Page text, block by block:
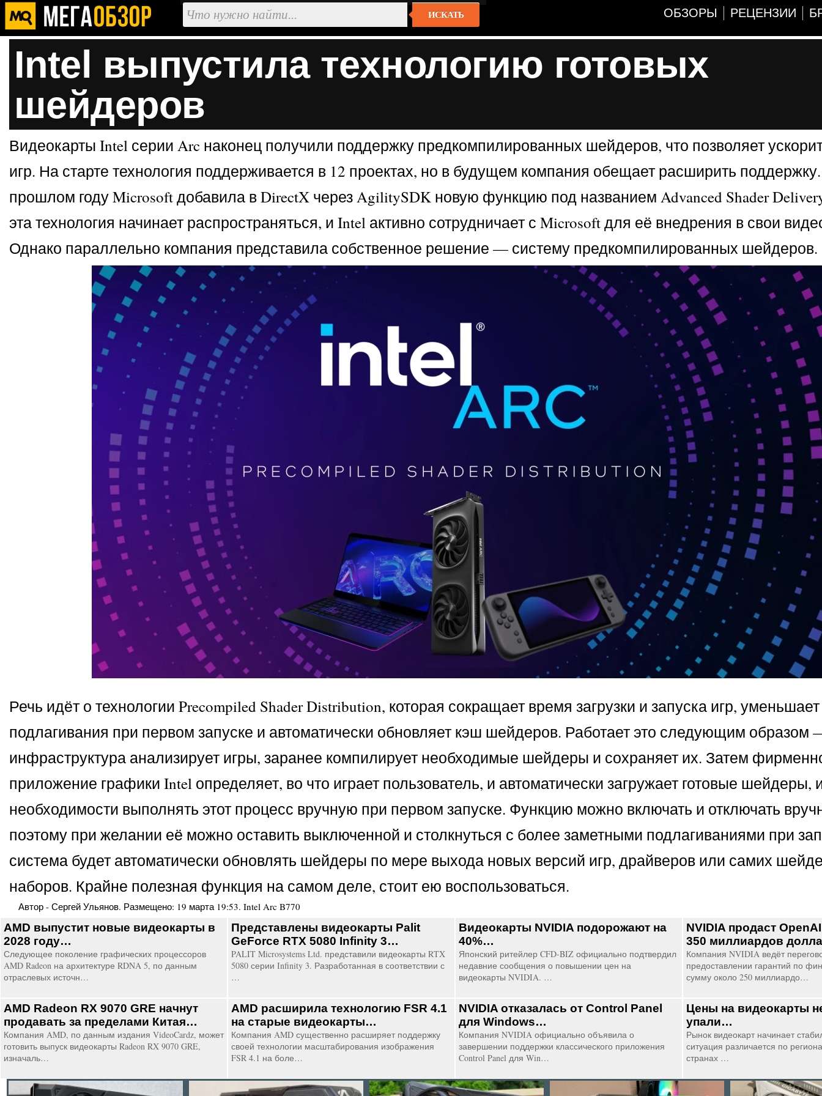
ИСКАТЬ ОБЗОРЫ РЕЦЕНЗИИ
Intel выпустила технологию готовых
шейдеров
Видеокарты Intel серии Arc наконец получили поддержку предкомпилированных шейдеров, что позволяет
игр. На старте технология поддерживается в 12 проектах, но в будущем компания обещает расширить
прошлом году Microsoft добавила в DirectX через AgilitySDK новую функцию под названием Advanced Shader
эта технология начинает распространяться, и Intel активно сотрудничает с Microsoft для её внедрения в свои
Однако параллельно компания представила собственное решение — систему предкомпилированных шейдеров.
Речь идёт о технологии Precompiled Shader Distribution, которая сокращает время загрузки и запуска игр, уменьшает
подлагивания при первом запуске и автоматически обновляет кэш шейдеров. Работает это следующим образом
инфраструктура анализирует игры, заранее компилирует необходимые шейдеры и сохраняет их. Затем
приложение графики Intel определяет, во что играет пользователь, и автоматически загружает готовые шейдеры,
необходимости выполнять этот процесс вручную при первом запуске. Функцию можно включать и отключать
поэтому при желании её можно оставить выключенной и столкнуться с более заметными подлагиваниями при
система будет автоматически обновлять шейдеры по мере выхода новых версий игр, драйверов или самих
наборов. Крайне полезная функция на самом деле, стоит ею воспользоваться.
Автор - Сергей Ульянов. Размещено: 19 марта 19:53. Intel Arc B770
AMD выпустит новые видеокарты в
2028 году…
Следующее поколение графических процессоров
AMD Radeon на архитектуре RDNA 5, по данным
отраслевых источн…
Представлены видеокарты Palit
GeForce RTX 5080 Infinity 3…
PALIT Microsystems Ltd. представили видеокарты RTX
5080 серии Infinity 3. Разработанная в соответствии с
…
Видеокарты NVIDIA подорожают на
40%…
Японский ритейлер CFD-BIZ официально подтвердил
недавние сообщения о повышении цен на
видеокарты NVIDIA. …
NVIDIA продаст
350 миллиардов
Компания NVIDIA ведёт
предоставлении гарантий по
сумму около 250 миллиардо…
AMD Radeon RX 9070 GRE начнут
продавать за пределами Китая…
Компания AMD, по данным издания VideoCardz, может
готовить выпуск видеокарты Radeon RX 9070 GRE,
изначаль…
AMD расширила технологию FSR 4.1
на старые видеокарты…
Компания AMD существенно расширяет поддержку
своей технологии масштабирования изображения
FSR 4.1 на боле…
NVIDIA отказалась от Control Panel
для Windows…
Компания NVIDIA официально объявила о
завершении поддержки классического приложения
Control Panel для Win…
Цены на видеокарты
упали…
Рынок видеокарт начинает
ситуация различается по
странах …